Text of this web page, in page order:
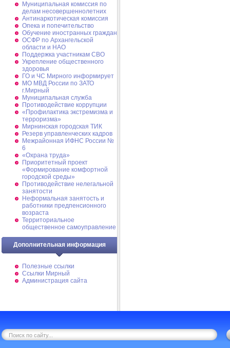
Муниципальная комиссия по
делам несовершеннолетних
Антинаркотическая комиссия
Опека и попечительство
Обучение иностранных граждан
ОСФР по Архангельской
области и НАО
Поддержка участникам СВО
Укрепление общественного
здоровья
ГО и ЧС Мирного информирует
МО МВД России по ЗАТО
г.Мирный
Муниципальная cлужба
Противодействие коррупции
«Профилактика экстремизма и
терроризма»
Мирнинская городская ТИК
Резерв управленческих кадров
Межрайонная ИФНС России №
6
«Охрана труда»
Приоритетный проект
«Формирование комфортной
городской среды»
Противодействие нелегальной
занятости
Неформальная занятость и
работники предпенсионного
возраста
Территориальное
общественное самоуправление
Дополнительная информация
Полезные ссылки
Ссылки Мирный
Администрация сайта